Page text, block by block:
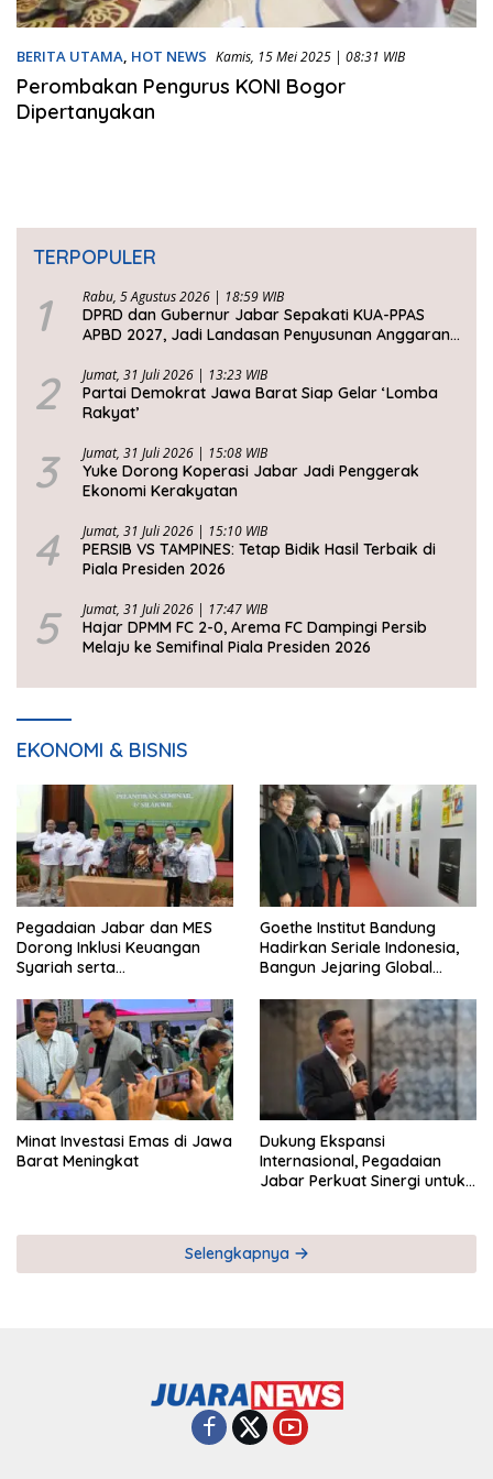
BERITA UTAMA, HOT NEWS Kamis, 15 Mei 2025 | 08:31 WIB
Perombakan Pengurus KONI Bogor
Dipertanyakan
TERPOPULER
1 Rabu, 5 Agustus 2026 | 18:59 WIB
DPRD dan Gubernur Jabar Sepakati KUA-PPAS
APBD 2027, Jadi Landasan Penyusunan Anggaran
2 Jumat, 31 Juli 2026 | 13:23 WIB
Partai Demokrat Jawa Barat Siap Gelar ‘Lomba
Rakyat’
3 Jumat, 31 Juli 2026 | 15:08 WIB
Yuke Dorong Koperasi Jabar Jadi Penggerak
Ekonomi Kerakyatan
4 Jumat, 31 Juli 2026 | 15:10 WIB
PERSIB VS TAMPINES: Tetap Bidik Hasil Terbaik di
Piala Presiden 2026
5 Jumat, 31 Juli 2026 | 17:47 WIB
Hajar DPMM FC 2-0, Arema FC Dampingi Persib
Melaju ke Semifinal Piala Presiden 2026
EKONOMI & BISNIS
Pegadaian Jabar dan MES
Dorong Inklusi Keuangan
Syariah serta
Goethe Institut Bandung
Hadirkan Seriale Indonesia,
Bangun Jejaring Global
Minat Investasi Emas di Jawa
Barat Meningkat
Dukung Ekspansi
Internasional, Pegadaian
Jabar Perkuat Sinergi untuk
Selengkapnya